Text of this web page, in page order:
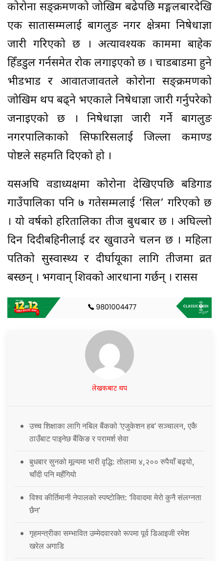
कोरोना सङ्क्रमणको जोखिम बढेपछि मङ्गलबारदेखि
एक सातासम्मलाई बागलुङ नगर क्षेत्रमा निषेधाज्ञा
जारी गरिएको छ । अत्यावश्यक काममा बाहेक
हिँडडुल गर्नसमेत रोक लगाइएको छ । चाडबाडमा हुने
भीडभाड र आवातजावतले कोरोना सङ्क्रमणको
जोखिम थप बढ्ने भएकाले निषेधाज्ञा जारी गर्नुपरेको
जनाइएको छ । निषेधाज्ञा जारी गर्ने बागलुङ
नगरपालिकाको सिफारिसलाई जिल्ला कमाण्ड
पोष्टले सहमति दिएको हो ।
यसअघि वडाध्यक्षमा कोरोना देखिएपछि बडिगाड
गाउँपालिका पनि ७ गतेसम्मलाई ‘सिल’ गरिएको छ
। यो वर्षको हरितालिका तीज बुधबार छ । अघिल्लो
दिन दिदीबहिनीलाई दर खुवाउने चलन छ । महिला
पतिको सुस्वास्थ्य र दीर्घायूका लागि तीजमा व्रत
बस्छन् । भगवान् शिवको आरधाना गर्छन् । रासस
लेखकबाट थप
उच्च शिक्षाका लागि नबिल बैंकको ‘एजुकेशन हब’ सञ्चालन, एकै
ठाउँबाट पाइनेछ बैंकिङ र परामर्श सेवा
बुधबार सुनको मूल्यमा भारी वृद्धि: तोलामा ४,२०० रुपैयाँ बढ्यो,
चाँदी पनि महँगियो
विश्व कीर्तिमानी नेपालको स्पष्टोक्ति: ‘विवादमा मेरो कुनै संलग्नता
छैन’
गृहमन्त्रीका सम्भावित उम्मेदवारको रूपमा पूर्व डिआइजी रमेश
खरेल अगाडि